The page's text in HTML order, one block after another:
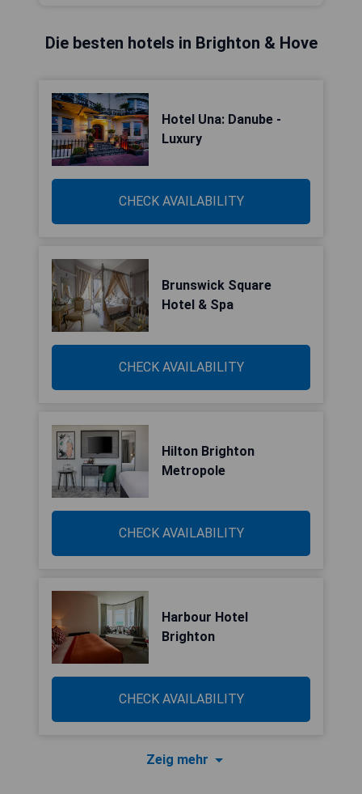
Die besten hotels in Brighton & Hove
Hotel Una: Danube -
Luxury
CHECK AVAILABILITY
Brunswick Square
Hotel & Spa
CHECK AVAILABILITY
Hilton Brighton
Metropole
CHECK AVAILABILITY
Harbour Hotel
Brighton
CHECK AVAILABILITY
Zeig mehr